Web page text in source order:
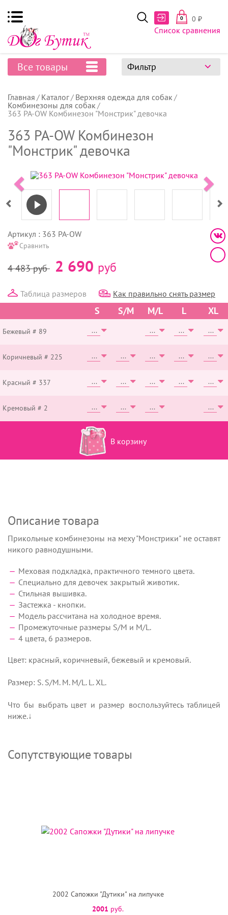
0 0 ₽
Список сравнения
Все товары Фильтр
Главная Каталог
Верхняя одежда для собак
Комбинезоны для собак
363 PA-OW Комбинезон "Монстрик" девочка
363 PA-OW Комбинезон
"Монстрик" девочка
Артикул : 363 PA-OW
Сравнить
4 483руб 2 690 руб
Таблица размеров Как правильно снять размер
S S/M M/L L XL
Бежевый # 89
Коричневый # 225
Красный # 337
Кремовый # 2
В корзину
Описание товара
Прикольные комбинезоны на меху "Монстрики" не оставят
никого равнодушными.
Меховая подкладка, практичного темного цвета.
Специально для девочек закрытый животик.
Стильная вышивка.
Застежка - кнопки.
Модель рассчитана на холодное время.
Промежуточные размеры S/M и M/L.
4 цвета, 6 размеров.
Цвет: красный, коричневый, бежевый и кремовый.
Размер: S. S/M. M. M/L. L. XL.
Что бы выбрать цвет и размер воспользуйтесь таблицей
ниже.↓
Сопутствующие товары
2002 Сапожки "Дутики" на липучке
2001 руб.